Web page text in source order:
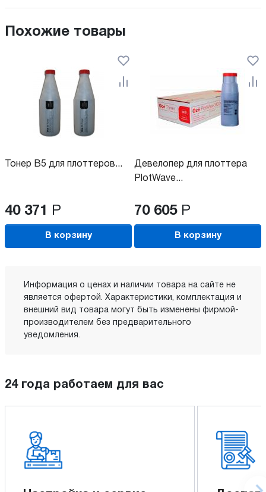
Похожие товары
Тонер B5 для плоттеров...
40 371 Р
В корзину
Девелопер для плоттера
PlotWave...
70 605 Р
В корзину
Информация о ценах и наличии товара на сайте не
является офертой. Характеристики, комплектация и
внешний вид товара могут быть изменены фирмой-
производителем без предварительного
уведомления.
24 года работаем для вас